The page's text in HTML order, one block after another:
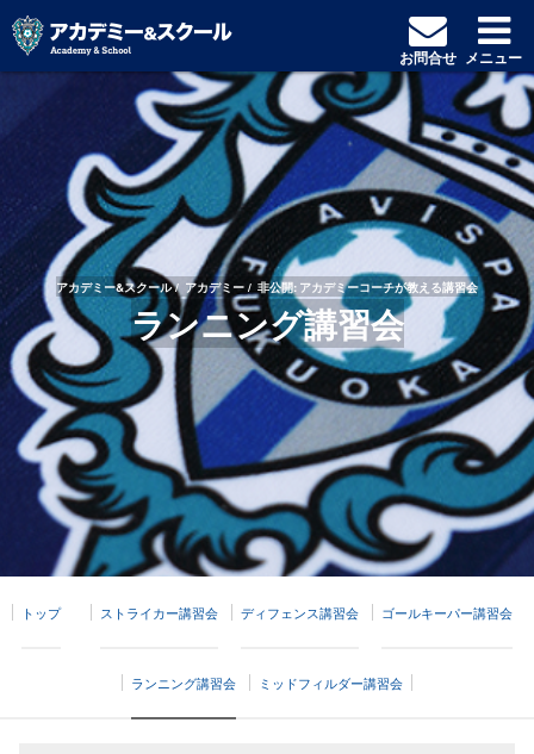
アカデミー&スクール アカデミー 非公開: アカデミーコーチが教える講習会
ランニング講習会
お問合せ メニュー
トップ ストライカー講習会 ディフェンス講習会 ゴールキーパー講習会
ランニング講習会 ミッドフィルダー講習会